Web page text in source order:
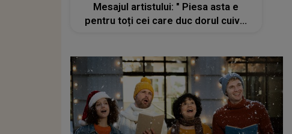
Mesajul artistului: " Piesa asta e
pentru toți cei care duc dorul cuiva,